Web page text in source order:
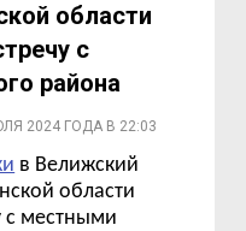
области
с
района
2024 ГОДА В 22:03
в Велижский
области
с местными